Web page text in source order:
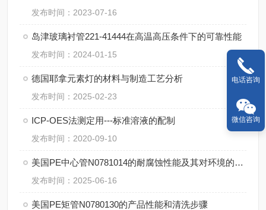
发布时间：2023-07-16
岛津玻璃衬管221-41444在高温高压条件下的可靠性能
发布时间：2024-01-15
德国耶拿元素灯的材料与制造工艺分析
发布时间：2025-02-23
ICP-OES法测定用---标准溶液的配制
发布时间：2020-09-10
美国PE中心管N0781014的耐腐蚀性能及其对环境的适应性
发布时间：2025-06-16
美国PE矩管N0780130的产品性能和清洗步骤
电话咨询
微信咨询